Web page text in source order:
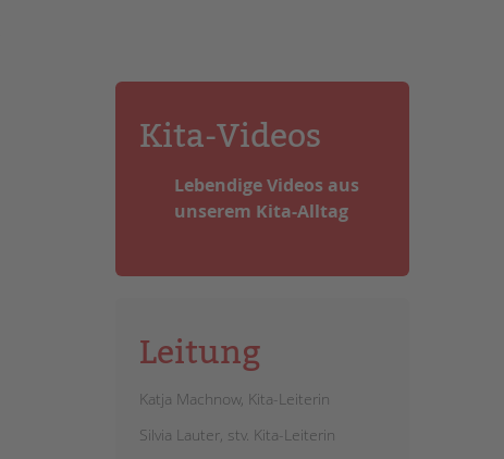
Kita-Videos
Lebendige Videos aus
unserem Kita-Alltag
Leitung
Katja Machnow, Kita-Leiterin
Silvia Lauter, stv. Kita-Leiterin